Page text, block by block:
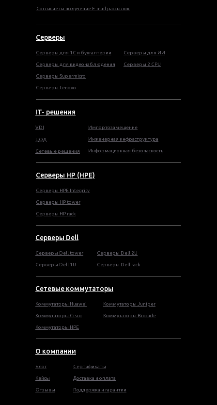
Согласие на получение E-mail рассылок
Серверы
О компании
Серверы HP (HPE)
Серверы Dell
Сетевые коммутаторы
Серверы для 1С и бухгалтерии
Серверы для видеонаблюдения
Серверы Supermicro
Серверы HPE Integrity
Cерверы HP tower
Cерверы HP rack
Серверы Lenovo
Серверы для ИИ
Серверы 2 CPU
Cерверы Dell tower
Серверы Dell 1U
Серверы Dell 2U
Серверы Dell rack
VDI
ЦОД
Сетевые решения
Импортозамещение
Инженерная инфраструктура
Информационная безопасность
IT- решения
Блог
Кейсы
Отзывы
Сертификаты
Доставка и оплата
Поддержка и гарантии
Коммутаторы Huawei
Коммутаторы Cisco
Коммутаторы HPE
Коммутаторы Juniper
Коммутаторы Brocade